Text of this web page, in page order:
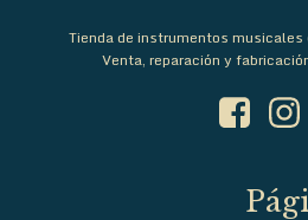
Tienda de instrumentos musicales
Venta, reparación y